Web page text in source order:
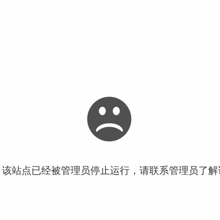
站点已经被管理员停止运行，请联系管理员了